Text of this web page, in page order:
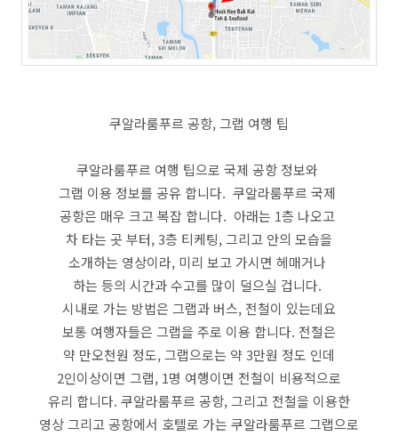
쿠알라룸푸르 공항, 그랩 여행 팁
쿠알라룸푸르 여행 팁으로 국제 공항 정보와
그랩 이용 정보를 공유 합니다. 쿠알라룸푸르 국제
공항은 매우 크고 복잡 합니다. 아래는 1층 나오고
차 타는 곳 부터, 3층 티케팅, 그리고 안의 모습을
소개하는 영상이라, 미리 보고 가시면 헤매거나
하는 등의 시간과 수고를 많이 덜으실 겁니다.
시내로 가는 방법은 그랩과 버스, 전철이 있는데요
보통 여행자들은 그랩을 주로 이용 합니다. 전철은
약 만오천원 정도, 그랩으로는 약 3만원 정도 인데
2인이상이면 그랩, 1명 여행이면 전철이 비용적으로
유리 합니다. 쿠알라룸푸르 공항, 그리고 전철을 이용한
영상 그리고 공항에서 호텔로 가는 쿠알라룸푸르 그랩으로